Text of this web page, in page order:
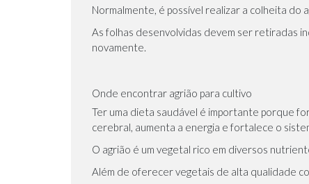
Normalmente, é possível realizar a colheita do
As folhas desenvolvidas devem ser retiradas
novamente.
Onde encontrar agrião para cultivo
Ter uma dieta saudável é importante porque
cerebral, aumenta a energia e fortalece o
O agrião é um vegetal rico em diversos
Além de oferecer vegetais de alta qualidade